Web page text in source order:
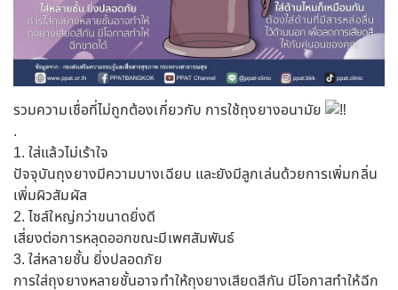
รวมความเชื่อที่ไม่ถูกต้องเกี่ยวกับ การใช้ถุงยางอนามัย
.
1. ใส่แล้วไม่เร้าใจ
ปัจจุบันถุงยางมีความบางเฉียบ และยังมีลูกเล่นด้วยการเพิ่มกลิ่น
เพิ่มผิวสัมผัส
2. ไซส์ใหญ่กว่าขนาดยิ่งดี
เสี่ยงต่อการหลุดออกขณะมีเพศสัมพันธ์
3. ใส่หลายชั้น ยิ่งปลอดภัย
การใส่ถุงยางหลายชั้นอาจทำให้ถุงยางเสียดสีกัน มีโอกาสทำให้ฉีก